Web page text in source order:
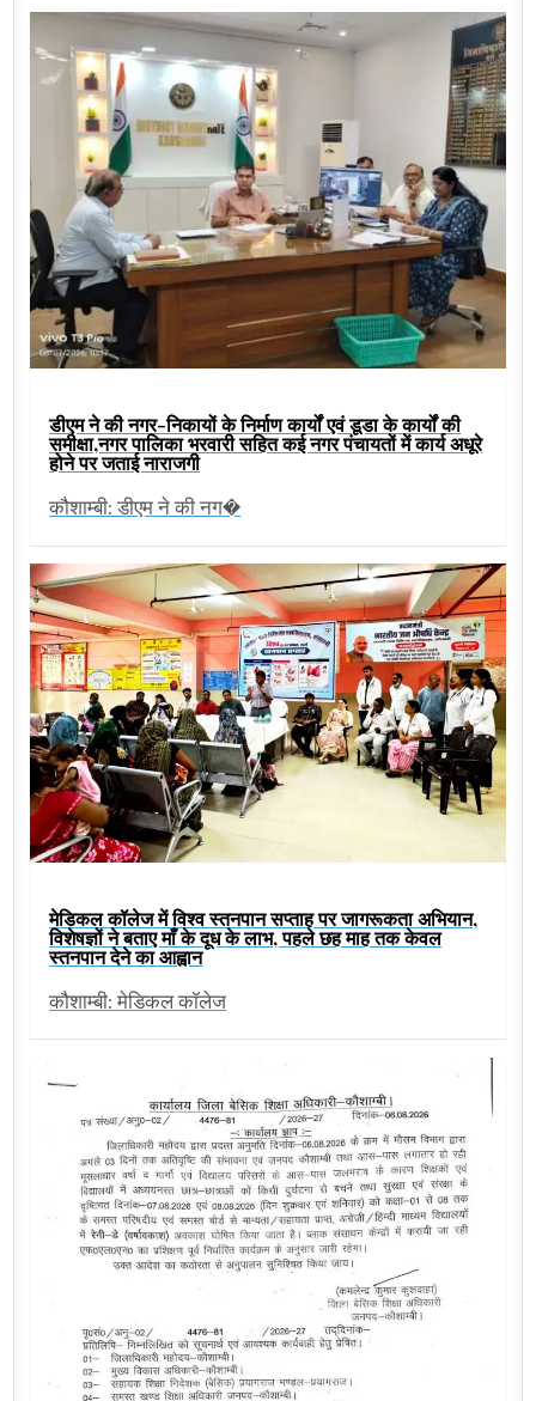
डीएम ने की नगर-निकायों के निर्माण कार्यों एवं डूडा के कार्यों की
समीक्षा,नगर पालिका भरवारी सहित कई नगर पंचायतों में कार्य अधूरे
होने पर जताई नाराजगी
कौशाम्बी: डीएम ने की नग�
मेडिकल कॉलेज में विश्व स्तनपान सप्ताह पर जागरूकता अभियान,
विशेषज्ञों ने बताए माँ के दूध के लाभ, पहले छह माह तक केवल
स्तनपान देने का आह्वान
कौशाम्बी: मेडिकल कॉलेज